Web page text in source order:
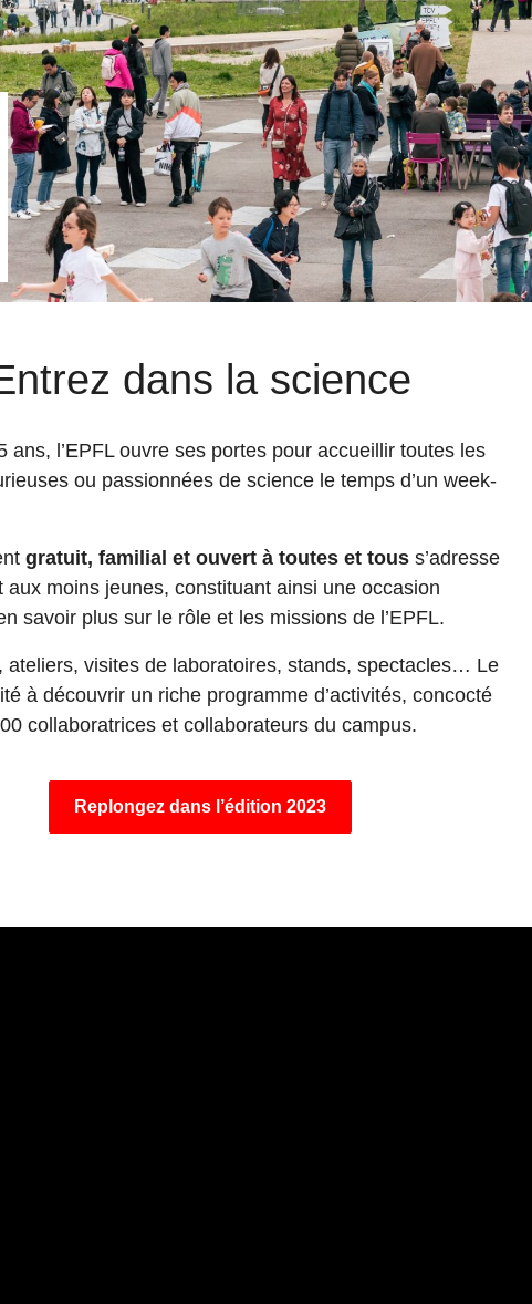
dans la science
ans, l’EPFL ouvre ses portes pour accueillir toutes les
ou passionnées de science le temps d’un week-
gratuit, familial et ouvert à toutes et tous s’adresse
aux moins jeunes, constituant ainsi une occasion
savoir plus sur le rôle et les missions de l’EPFL.
ateliers, visites de laboratoires, stands, spectacles… Le
à découvrir un riche programme d’activités, concocté
collaboratrices et collaborateurs du campus.
Replongez dans l’édition 2023